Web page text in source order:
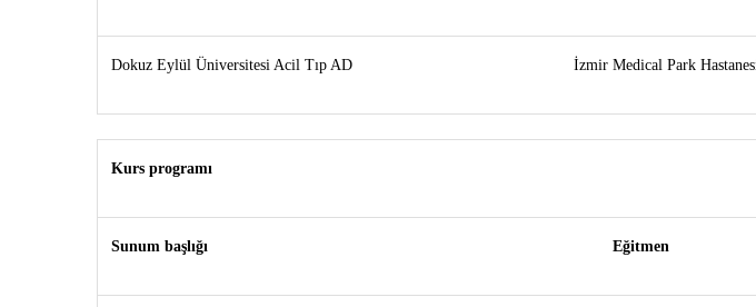
Dokuz Eylül Üniversitesi Acil Tıp AD İzmir Medical Park
Kurs programı
Sunum başlığı Eğitmen